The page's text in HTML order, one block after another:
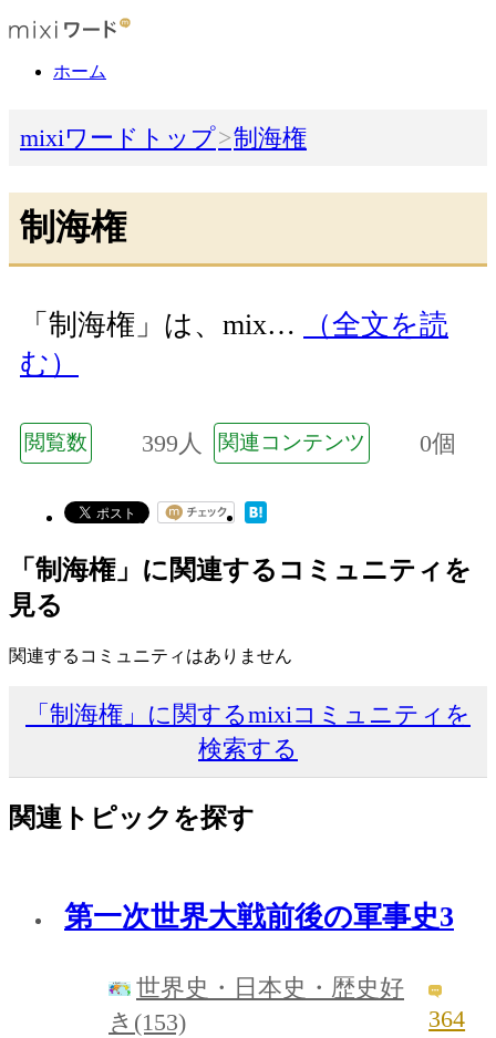
ホーム
mixiワードトップ 制海権
制海権
「制海権」は、mix…
（全文を読
む）
閲覧数 399人 関連コンテンツ 0個
「制海権」に関連するコミュニティを
見る
関連するコミュニティはありません
「制海権」に関するmixiコミュニティを
検索する
関連トピックを探す
第一次世界大戦前後の軍事史3
世界史・日本史・歴史好
き(153)
364